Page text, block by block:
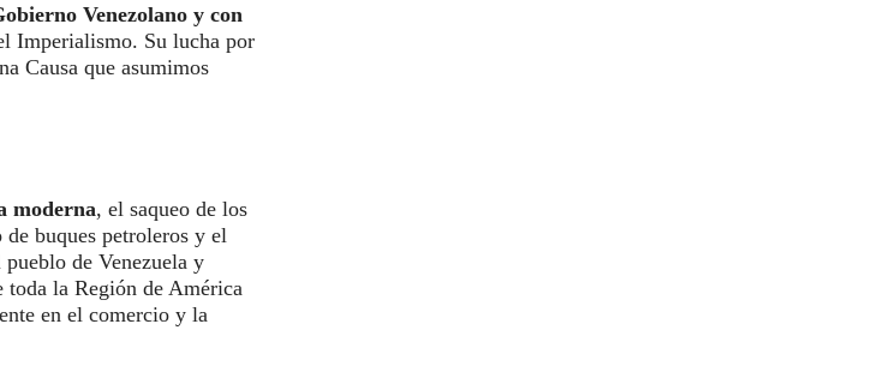
Venezolano y con
Imperialismo. Su lucha por
Causa que asumimos
moderna, el saqueo de los
de buques petroleros y el
de Venezuela y
la Región de América
en el comercio y la